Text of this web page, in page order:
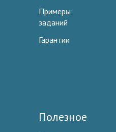
Примеры
заданий
Гарантии
Полезное